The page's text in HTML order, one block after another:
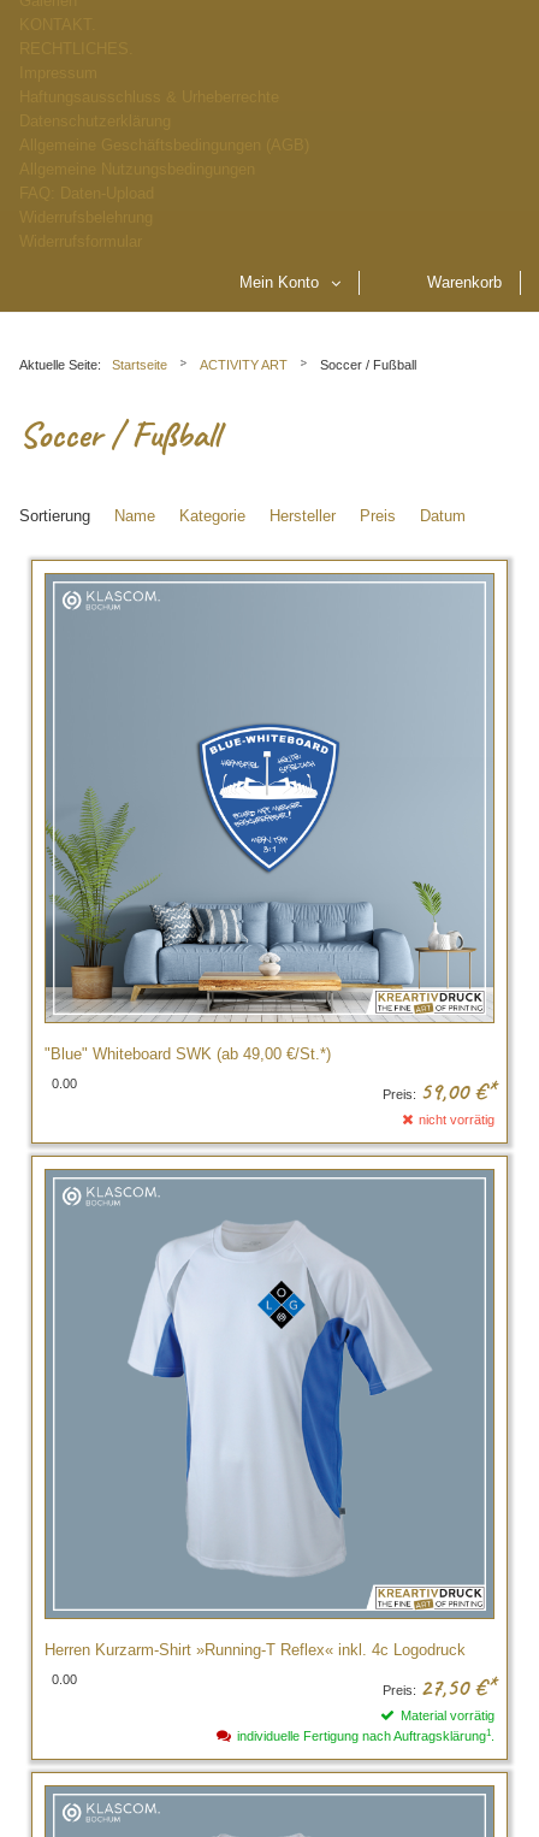
Mein Konto Warenkorb
Aktuelle Seite: Startseite ACTIVITY ART Soccer / Fußball
Soccer / Fußball
Sortierung Name Kategorie Hersteller Preis Datum
"Blue" Whiteboard SWK (ab 49,00 €/St.*)
0.00
Preis: 59,00 €*
nicht vorrätig
Herren Kurzarm-Shirt »Running-T Reflex« inkl. 4c Logodruck
0.00
Preis: 27,50 €*
Material vorrätig
individuelle Fertigung nach Auftragsklärung1